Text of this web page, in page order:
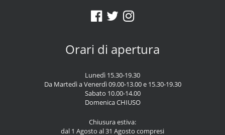
Orari di apertura
Lunedì 15.30-19.30
Da Martedì a Venerdì 09.00-13.00 e 15.30-19.30
Sabato 10.00-14.00
Domenica CHIUSO
Chiusura estiva:
dal 1 Agosto al 31 Agosto compresi